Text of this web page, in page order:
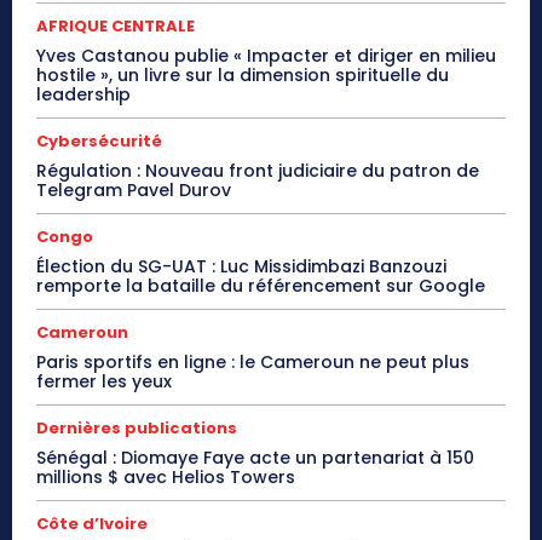
AFRIQUE CENTRALE
Yves Castanou publie « Impacter et diriger en milieu
hostile », un livre sur la dimension spirituelle du
leadership
Cybersécurité
Régulation : Nouveau front judiciaire du patron de
Telegram Pavel Durov
Congo
Élection du SG-UAT : Luc Missidimbazi Banzouzi
remporte la bataille du référencement sur Google
Cameroun
Paris sportifs en ligne : le Cameroun ne peut plus
fermer les yeux
Dernières publications
Sénégal : Diomaye Faye acte un partenariat à 150
millions $ avec Helios Towers
Côte d’Ivoire